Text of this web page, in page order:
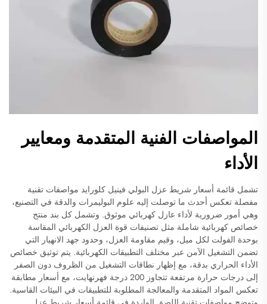
المواصفات الفنية المتقدمة ومعايير
الأداء
تشمل قائمة أسعار شريط عزل البولي فينيل كلورايد مواصفات تقنية
مفصلة تعكس أحدث ما توصلت إليه علوم البوليمرات والدقة في التصنيع،
وهي أمور ضرورية لأداء عازل كهربائي موثوق. وتشمل كل بند منتج
خصائص كهربائية شاملة مثل تصنيفات قوة العزل الكهربائي المقاسة
بوحدة الفولت لكل ميل، وقيم مقاومة العزل، وحدود جهد الانهيار التي
تضمن التشغيل الآمن عبر مختلف التطبيقات الكهربائية. يتم توثيق خصائص
الأداء الحراري بدقة، مع إظهار نطاقات التشغيل من الظروف دون الصفر
إلى درجات حرارة مرتفعة تتجاوز 200 درجة فهرنهايت، مع أسعار مطابقة
تعكس المواد المتقدمة والمعالجة المطلوبة للتطبيقات في البيئات القاسية.